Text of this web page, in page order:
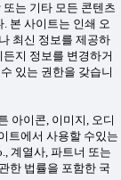
는 기타 모든 콘텐츠
본 사이트는 인쇄 오
최신 정보를 제공하
지 정보를 변경하거
있는 권한을 갖습니
아이콘, 이미지, 오디
트에서 사용할 수있는
계열사, 파트너 또는
한 법률을 포함한 국